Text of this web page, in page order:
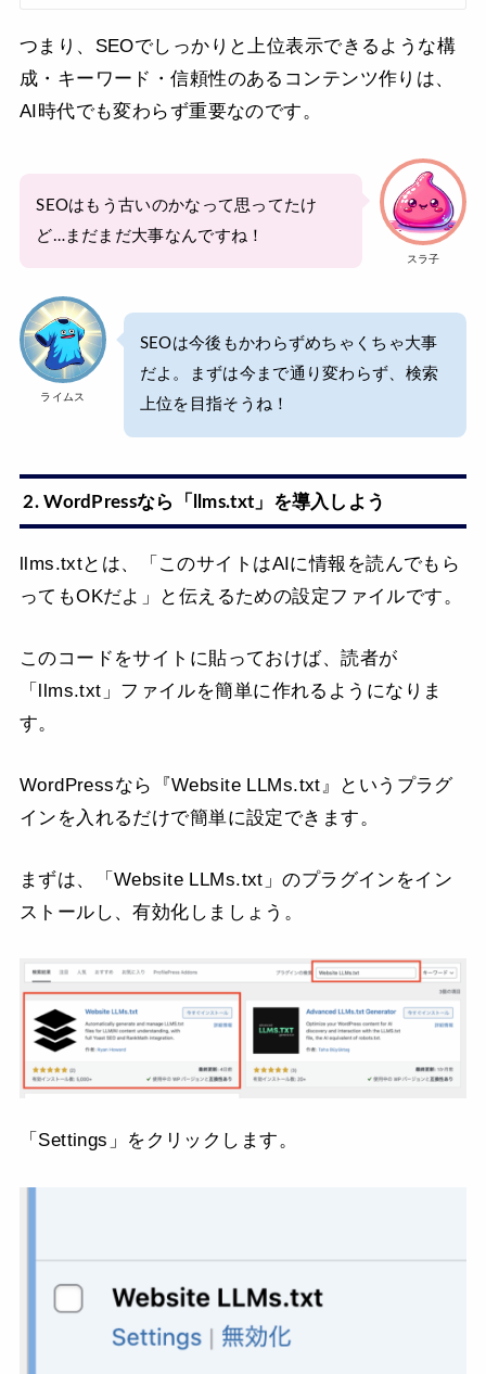
つまり、SEOでしっかりと上位表示できるような構
成・キーワード・信頼性のあるコンテンツ作りは、
AI時代でも変わらず重要なのです。
スラ子
SEOはもう古いのかなって思ってたけ
ど…まだまだ大事なんですね！
ライムス
SEOは今後もかわらずめちゃくちゃ大事
だよ。まずは今まで通り変わらず、検索
上位を目指そうね！
2. WordPressなら「llms.txt」を導入しよう
llms.txtとは、「このサイトはAIに情報を読んでもら
ってもOKだよ」と伝えるための設定ファイルです。
このコードをサイトに貼っておけば、読者が
「llms.txt」ファイルを簡単に作れるようになりま
す。
WordPressなら『Website LLMs.txt』というプラグ
インを入れるだけで簡単に設定できます。
まずは、「Website LLMs.txt」のプラグインをイン
ストールし、有効化しましょう。
「Settings」をクリックします。